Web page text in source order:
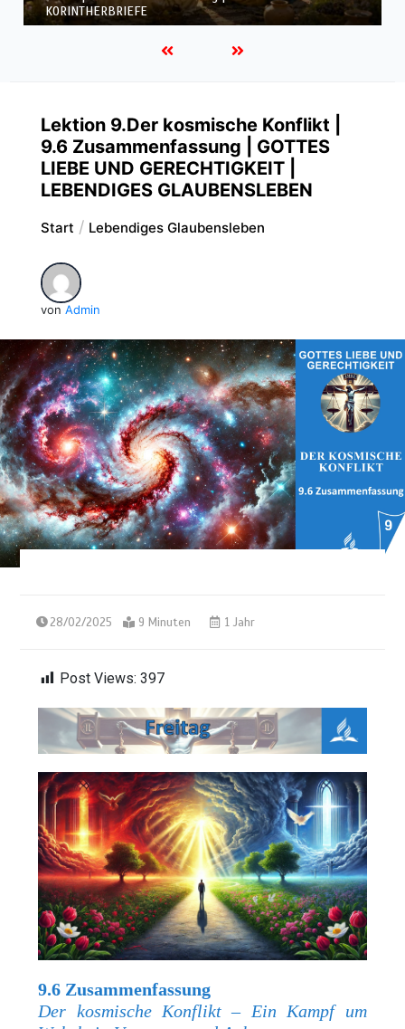
KORINTHERBRIEFE
Lektion 9.Der kosmische Konflikt |
9.6 Zusammenfassung | GOTTES
LIEBE UND GERECHTIGKEIT |
LEBENDIGES GLAUBENSLEBEN
Start Lebendiges Glaubensleben
von Admin
28/02/2025 9 Minuten 1 Jahr
Post Views: 397
9.6 Zusammenfassung
Der kosmische Konflikt – Ein Kampf um